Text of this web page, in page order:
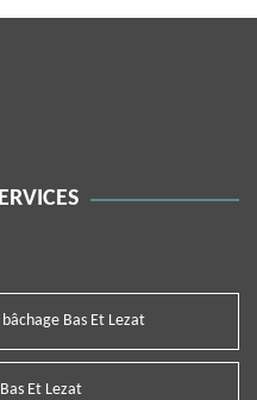
Bas Et Lezat
Et Lezat